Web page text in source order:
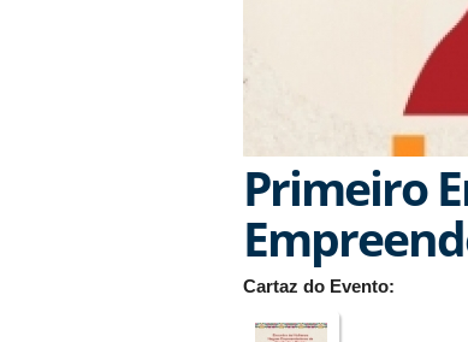
Primeiro
Cartaz do Evento: